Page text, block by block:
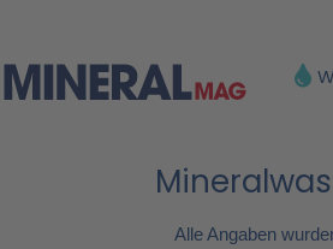
Alle Angaben